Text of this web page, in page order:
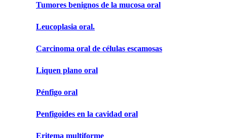
Tumores benignos de la mucosa oral
Leucoplasia oral.
Carcinoma oral de células escamosas
Liquen plano oral
Pénfigo oral
Penfigoides en la cavidad oral
Eritema multiforme